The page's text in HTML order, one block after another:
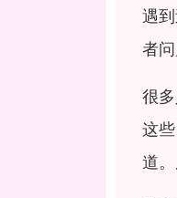
遇
者
很
这
道